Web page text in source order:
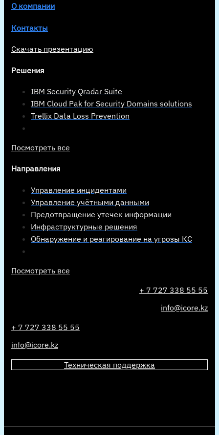
О компании
Контакты
Скачать презентацию
Решения
IBM Security Qradar Suite
IBM Cloud Pak for Security Domains solutions
Trellix Data Loss Prevention
Посмотреть все
Направления
Управление инцидентами
Управление учётными данными
Предотвращение утечек информации
Инфраструктурные решения
Обнаружение и реагирование на угрозы КС
Посмотреть все
+ 7 727 338 55 55
info@icore.kz
+ 7 727 338 55 55
info@icore.kz
Техническая поддержка